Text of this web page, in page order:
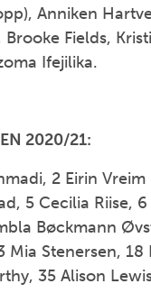
Anniken
Brooke Fields,
Ifejilika.
2020/21:
2 Eirin
5 Cecilia Riise,
Bøckmann
Mia Stenersen, 18
35 Alison